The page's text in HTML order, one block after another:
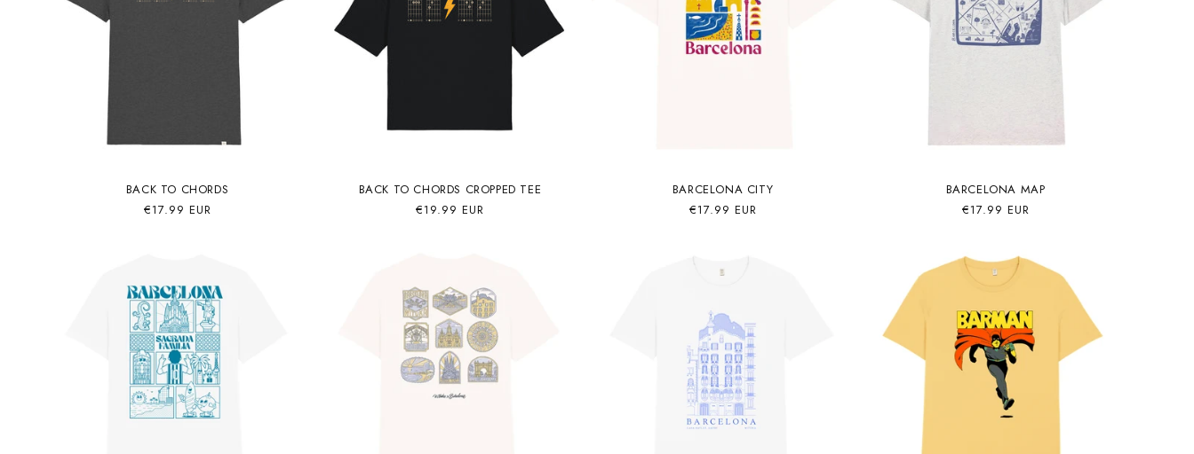
BACK TO CHORDS
Precio
€17.99 EUR
BACK TO CHORDS CROPPED TEE
Precio
€19.99 EUR
BARCELONA CITY
Precio
€17.99 EUR
BARCELONA MAP
Precio
€17.99 EUR